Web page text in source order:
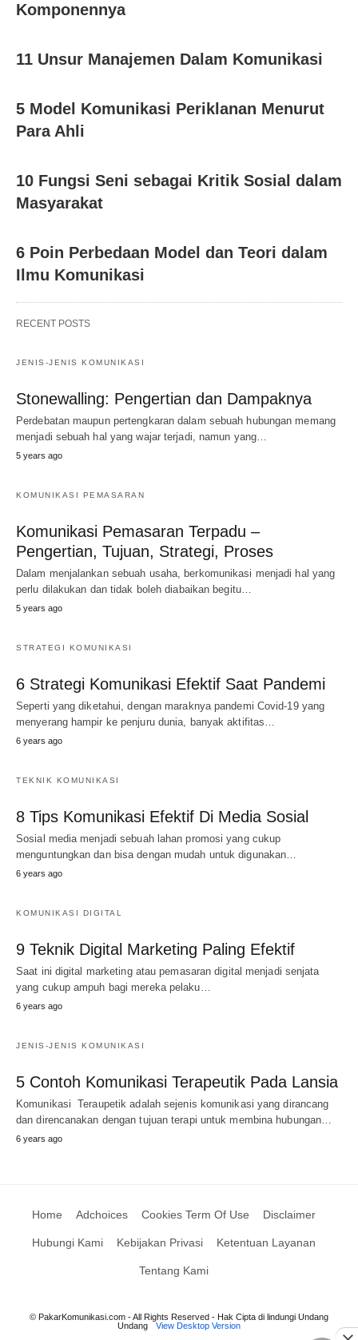
Komponennya
11 Unsur Manajemen Dalam Komunikasi
5 Model Komunikasi Periklanan Menurut
Para Ahli
10 Fungsi Seni sebagai Kritik Sosial dalam
Masyarakat
6 Poin Perbedaan Model dan Teori dalam
Ilmu Komunikasi
RECENT POSTS
JENIS-JENIS KOMUNIKASI
Stonewalling: Pengertian dan Dampaknya
Perdebatan maupun pertengkaran dalam sebuah hubungan memang
menjadi sebuah hal yang wajar terjadi, namun yang…
5 years ago
KOMUNIKASI PEMASARAN
Komunikasi Pemasaran Terpadu –
Pengertian, Tujuan, Strategi, Proses
Dalam menjalankan sebuah usaha, berkomunikasi menjadi hal yang
perlu dilakukan dan tidak boleh diabaikan begitu…
5 years ago
STRATEGI KOMUNIKASI
6 Strategi Komunikasi Efektif Saat Pandemi
Seperti yang diketahui, dengan maraknya pandemi Covid-19 yang
menyerang hampir ke penjuru dunia, banyak aktifitas…
6 years ago
TEKNIK KOMUNIKASI
8 Tips Komunikasi Efektif Di Media Sosial
Sosial media menjadi sebuah lahan promosi yang cukup
menguntungkan dan bisa dengan mudah untuk digunakan…
6 years ago
KOMUNIKASI DIGITAL
9 Teknik Digital Marketing Paling Efektif
Saat ini digital marketing atau pemasaran digital menjadi senjata
yang cukup ampuh bagi mereka pelaku…
6 years ago
JENIS-JENIS KOMUNIKASI
5 Contoh Komunikasi Terapeutik Pada Lansia
Komunikasi Teraupetik adalah sejenis komunikasi yang dirancang
dan direncanakan dengan tujuan terapi untuk membina hubungan…
6 years ago
Home Adchoices Cookies Term Of Use Disclaimer
Hubungi Kami Kebijakan Privasi Ketentuan Layanan
Tentang Kami
© PakarKomunikasi.com - All Rights Reserved - Hak Cipta di lindungi Undang
Undang
View Desktop Version